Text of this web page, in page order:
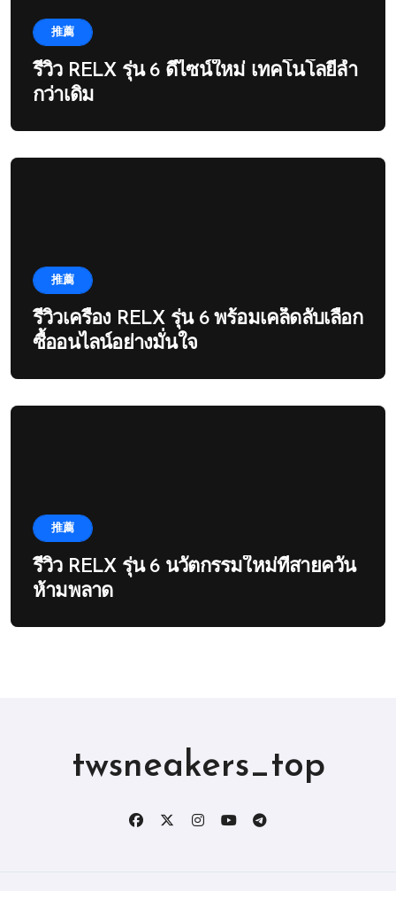
推薦
รีวิว RELX รุ่น 6 ดีไซน์ใหม่ เทคโนโลยีล้ำ
กว่าเดิม
推薦
รีวิวเครื่อง RELX รุ่น 6 พร้อมเคล็ดลับเลือก
ซื้ออนไลน์อย่างมั่นใจ
推薦
รีวิว RELX รุ่น 6 นวัตกรรมใหม่ที่สายควัน
ห้ามพลาด
twsneakers_top